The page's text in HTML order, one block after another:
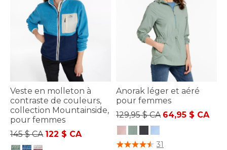
Veste en molleton à
contraste de couleurs,
collection Mountainside,
pour femmes
Prix réduit de
145 $ CAà122 $ CA
Anorak léger et aéré
pour femmes
Prix réduit de
129,95 $ CAà64,95 $ CA
4,6 sur 5 Évaluation des clients
31